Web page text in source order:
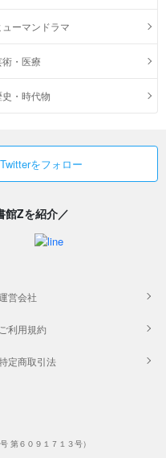
ューマンドラマ
術・医療
史・時代物
をフォロー
館Zを紹介／
営会社
ご利用規約
定商取引法